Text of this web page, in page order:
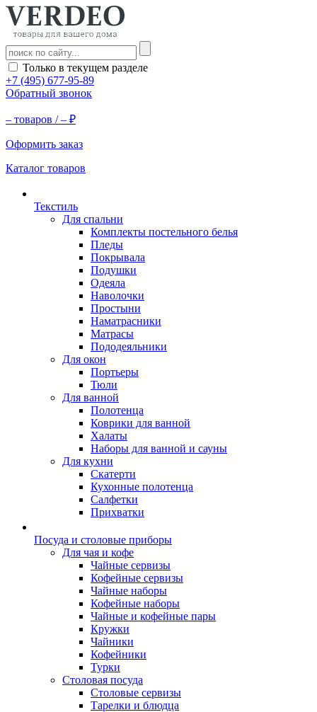
Только в текущем разделе
+7 (495) 677-95-89
Обратный звонок
– товаров /– ₽
Оформить заказ
Каталог товаров
Текстиль
Для спальни
Комплекты постельного белья
Пледы
Покрывала
Подушки
Одеяла
Наволочки
Простыни
Наматрасники
Матрасы
Пододеяльники
Для окон
Портьеры
Тюли
Для ванной
Полотенца
Коврики для ванной
Халаты
Наборы для ванной и сауны
Для кухни
Скатерти
Кухонные полотенца
Салфетки
Прихватки
Посуда и столовые приборы
Для чая и кофе
Чайные сервизы
Кофейные сервизы
Чайные наборы
Кофейные наборы
Чайные и кофейные пары
Кружки
Чайники
Кофейники
Турки
Столовая посуда
Столовые сервизы
Тарелки и блюдца